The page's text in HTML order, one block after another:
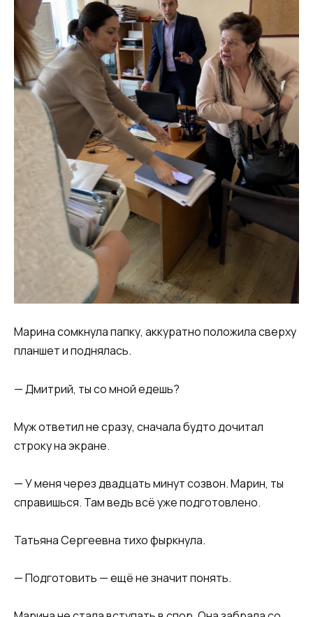
Марина сомкнула папку, аккуратно положила сверху
планшет и поднялась.
— Дмитрий, ты со мной едешь?
Муж ответил не сразу, сначала будто дочитал
строку на экране.
— У меня через двадцать минут созвон. Марин, ты
справишься. Там ведь всё уже подготовлено.
Татьяна Сергеевна тихо фыркнула.
— Подготовить — ещё не значит понять.